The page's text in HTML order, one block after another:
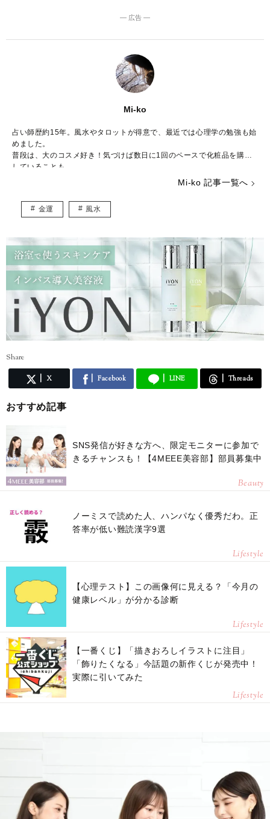
― 広告 ―
Mi-ko
占い師歴約15年。風水やタロットが得意で、最近では心理学の勉強も始
めました。
普段は、大のコスメ好き！気づけば数日に1回のペースで化粧品を購入
していることも……。
ストレスが多い今の時代……癒やしが欲しいという方のために、のんび
きれば嬉しいです。
Mi-ko 記事一覧へ
金運 風水
Share
X Facebook LINE Threads
おすすめ記事
SNS発信が好きな方へ、限定モニターに参加で
きるチャンスも！【4MEEE美容部】部員募集中
Beauty
ノーミスで読めた人、ハンパなく優秀だわ。正
答率が低い難読漢字9選
Lifestyle
【心理テスト】この画像何に見える？「今月の
健康レベル」が分かる診断
Lifestyle
【一番くじ】「描きおろしイラストに注目」
「飾りたくなる」今話題の新作くじが発売中！
実際に引いてみた
Lifestyle